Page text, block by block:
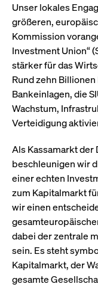
Unser lokales
größeren,
Kommission
Investment Union“
stärker für das
Rund zehn
Bankeinlagen, die
Wachstum,
Verteidigung
Als Kassamarkt der
beschleunigen wir
einer echten
zum Kapitalmarkt
wir einen
dabei der zentrale
sein. Es steht
Kapitalmarkt, der
gesamte